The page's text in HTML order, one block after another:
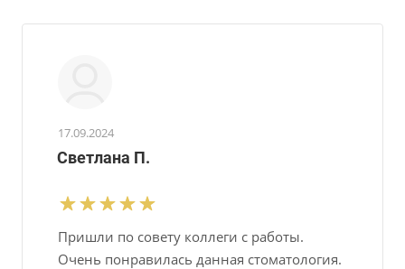
17.09.2024
Светлана П.
Пришли по совету коллеги с работы.
Очень понравилась данная стоматология.